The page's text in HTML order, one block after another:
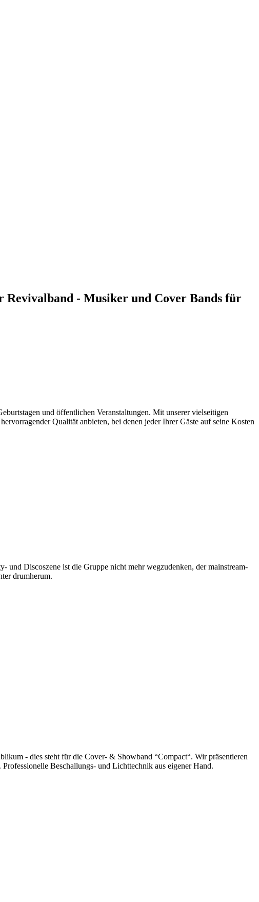
Revivalband - Musiker und Cover Bands für
und öffentlichen Veranstaltungen. Mit unserer vielseitigen
Qualität anbieten, bei denen jeder Ihrer Gäste auf seine Kosten
und Discoszene ist die Gruppe nicht mehr wegzudenken, der mainstream-
drumherum.
- dies steht für die Cover- & Showband “Compact“. Wir präsentieren
Beschallungs- und Lichttechnik aus eigener Hand.